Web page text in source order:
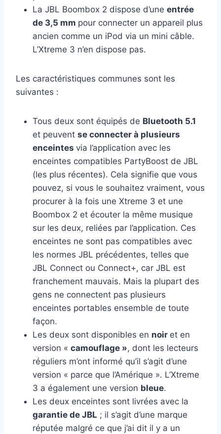
La JBL Boombox 2 dispose d’une entrée
de 3,5 mm pour connecter un appareil plus
ancien comme un iPod via un mini câble.
L’Xtreme 3 n’en dispose pas.
Les caractéristiques communes sont les
suivantes :
Tous deux sont équipés de Bluetooth 5.1
et peuvent se connecter à plusieurs
enceintes via l’application avec les
enceintes compatibles PartyBoost de JBL
(les plus récentes). Cela signifie que vous
pouvez, si vous le souhaitez vraiment, vous
procurer à la fois une Xtreme 3 et une
Boombox 2 et écouter la même musique
sur les deux, reliées par l’application. Ces
enceintes ne sont pas compatibles avec
les normes JBL précédentes, telles que
JBL Connect ou Connect+, car JBL est
franchement mauvais. Mais la plupart des
gens ne connectent pas plusieurs
enceintes portables ensemble de toute
façon.
Les deux sont disponibles en noir et en
version « camouflage », dont les lecteurs
réguliers m’ont informé qu’il s’agit d’une
version « parce que l’Amérique ». L’Xtreme
3 a également une version bleue.
Les deux enceintes sont livrées avec la
garantie de JBL ; il s’agit d’une marque
réputée malgré ce que j’ai dit il y a un